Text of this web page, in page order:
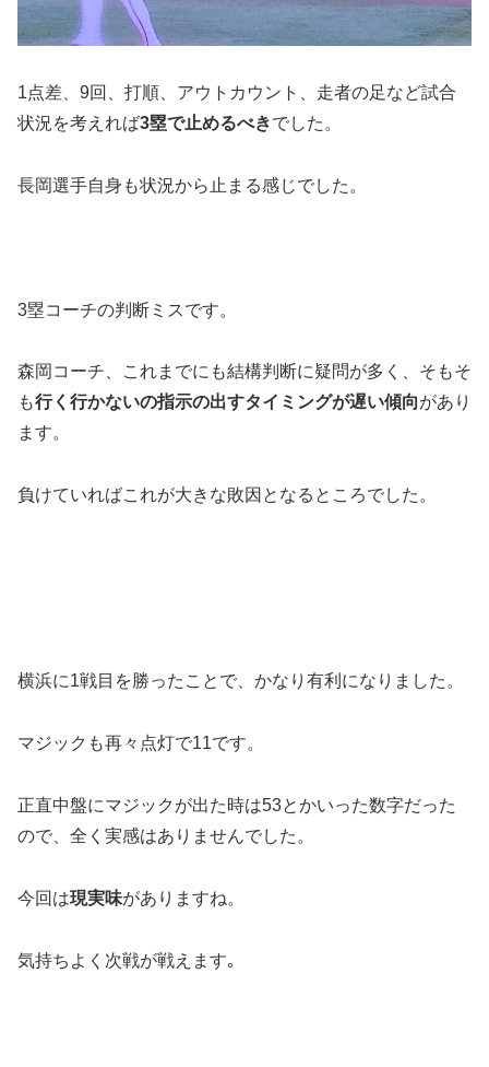
1点差、9回、打順、アウトカウント、走者の足など試合
状況を考えれば3塁で止めるべきでした。
長岡選手自身も状況から止まる感じでした。
3塁コーチの判断ミスです。
森岡コーチ、これまでにも結構判断に疑問が多く、そもそ
も行く行かないの指示の出すタイミングが遅い傾向があり
ます。
負けていればこれが大きな敗因となるところでした。
横浜に1戦目を勝ったことで、かなり有利になりました。
マジックも再々点灯で11です。
正直中盤にマジックが出た時は53とかいった数字だった
ので、全く実感はありませんでした。
今回は現実味がありますね。
気持ちよく次戦が戦えます｡